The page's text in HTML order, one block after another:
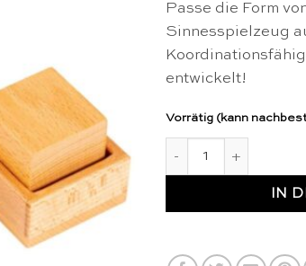
Passe die Form
Sinnesspielzeug
entwickelt!
Vorrätig (kann
IN